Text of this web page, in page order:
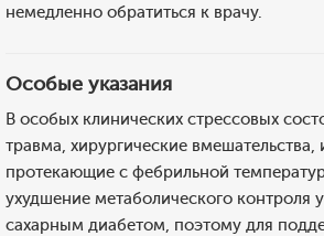
немедленно обратиться к врачу.
Особые указания
В особых клинических стрессовых
травма, хирургические
протекающие с фебрильной
ухудшение метаболического контроля
сахарным диабетом, поэтому для